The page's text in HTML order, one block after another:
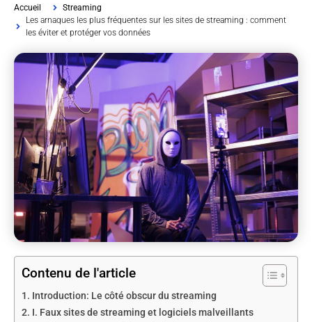
Accueil
Streaming
Les arnaques les plus fréquentes sur les sites de streaming : comment
les éviter et protéger vos données
Contenu de l'article
Introduction: Le côté obscur du streaming
I. Faux sites de streaming et logiciels malveillants